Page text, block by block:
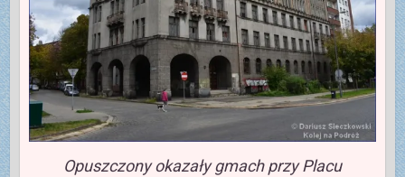
Opuszczony okazały gmach przy Placu